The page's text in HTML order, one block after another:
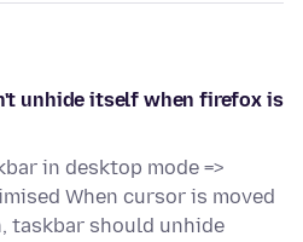
unhide itself when firefox is
in desktop mode =>
When cursor is moved
taskbar should unhide